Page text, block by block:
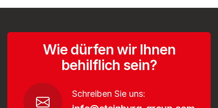
Wie dürfen wir Ihnen
behilflich sein?
Schreiben Sie uns: